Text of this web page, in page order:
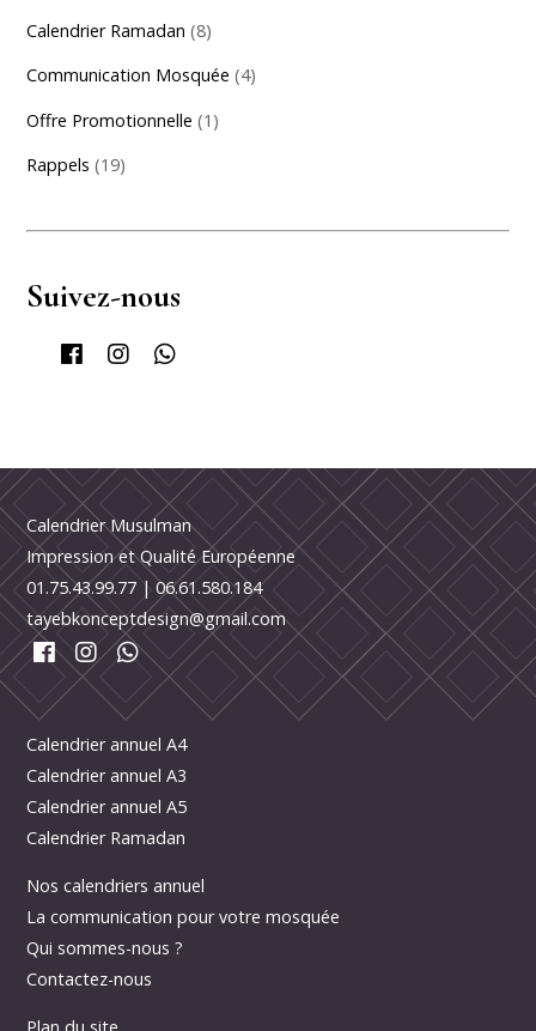
Calendrier Ramadan (8)
Communication Mosquée (4)
Offre Promotionnelle (1)
Rappels (19)
Suivez-nous
Calendrier Musulman
Impression et Qualité Européenne
01.75.43.99.77 |06.61.580.184
tayebkonceptdesign@gmail.com
Calendrier annuel A4
Calendrier annuel A3
Calendrier annuel A5
Calendrier Ramadan
Nos calendriers annuel
La communication pour votre mosquée
Qui sommes-nous ?
Contactez-nous